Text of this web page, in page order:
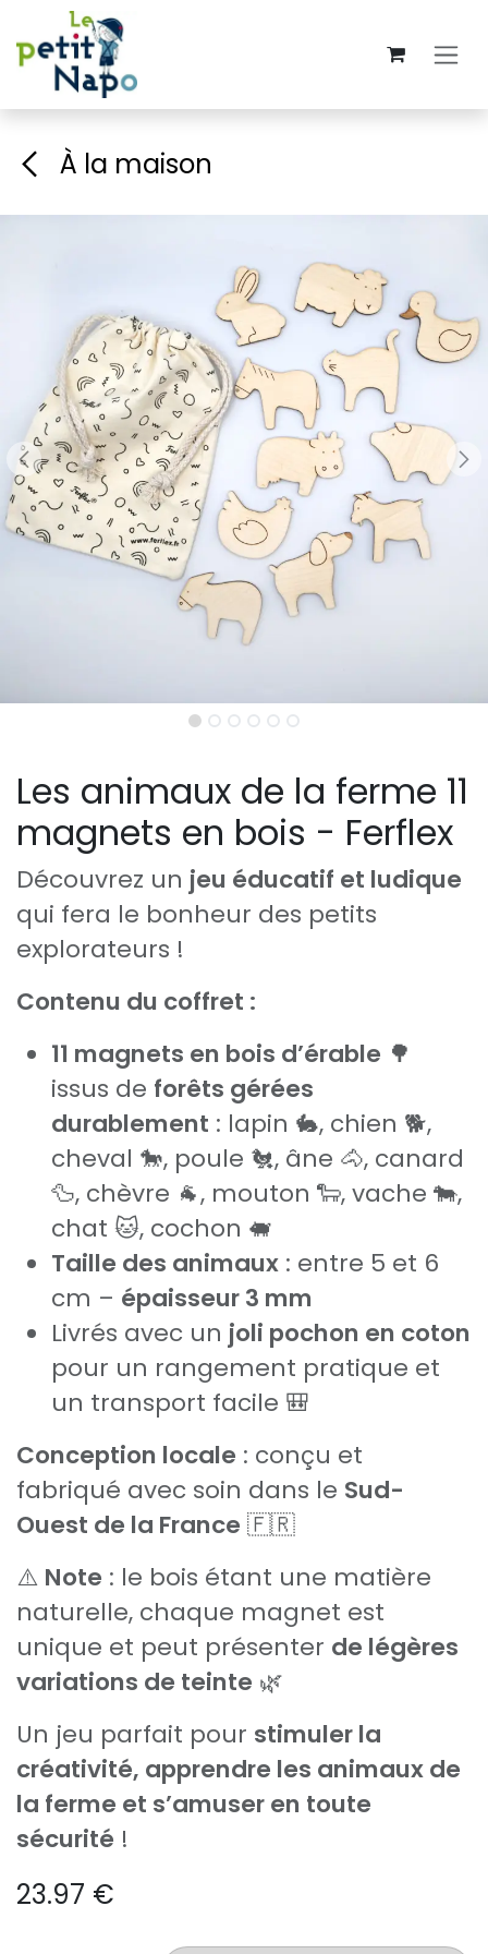
Skip to Content
À la maison
Les animaux de la ferme 11
magnets en bois - Ferflex
Découvrez un jeu éducatif et ludique
qui fera le bonheur des petits
explorateurs !
Contenu du coffret :
11 magnets en bois d’érable 🌳
issus de forêts gérées
durablement : lapin 🐇, chien 🐕,
cheval 🐎, poule 🐔, âne 🐴, canard
🦆, chèvre 🐐, mouton 🐑, vache 🐄,
chat 🐱, cochon 🐖
Taille des animaux : entre 5 et 6
cm – épaisseur 3 mm
Livrés avec un joli pochon en coton
pour un rangement pratique et
un transport facile 🎒
Conception locale : conçu et
fabriqué avec soin dans le Sud-
Ouest de la France 🇫🇷
⚠️ Note : le bois étant une matière
naturelle, chaque magnet est
unique et peut présenter de légères
variations de teinte 🌿
Un jeu parfait pour stimuler la
créativité, apprendre les animaux de
la ferme et s’amuser en toute
sécurité !
23.97 €